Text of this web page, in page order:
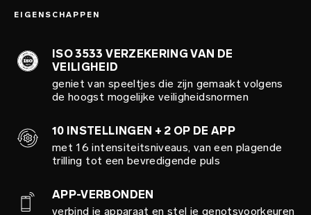
EIGENSCHAPPEN
ISO 3533 VERZEKERING VAN DE
VEILIGHEID
geniet van speeltjes die zijn gemaakt volgens
de hoogst mogelijke veiligheidsnormen
10 INSTELLINGEN + 2 OP DE APP
met 16 intensiteitsniveaus, van een plagende
trilling tot een bevredigende puls
APP-VERBONDEN
verbind je apparaat en stel je genotsvoorkeuren